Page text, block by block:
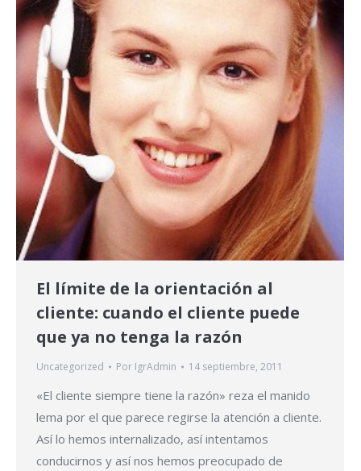
El límite de la orientación al
cliente: cuando el cliente puede
que ya no tenga la razón
Uncategorized Por IgrAdmin 14 septiembre, 2011
«El cliente siempre tiene la razón» reza el manido
lema por el que parece regirse la atención a cliente.
Así lo hemos internalizado, así intentamos
conducirnos y así nos hemos preocupado de